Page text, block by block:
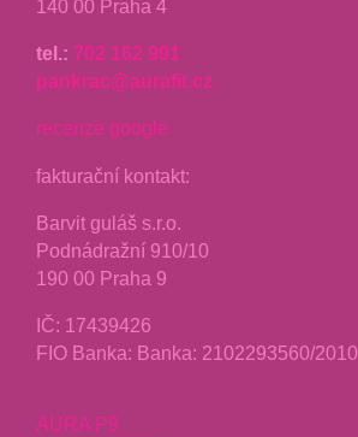
140 00 Praha 4
tel.: 702 162 991
pankrac@aurafit.cz
recenze google
fakturační kontakt:
Barvit guláš s.r.o.
Podnádražní 910/10
190 00 Praha 9
IČ: 17439426
FIO Banka: Banka: 2102293560/2010
AURA P9